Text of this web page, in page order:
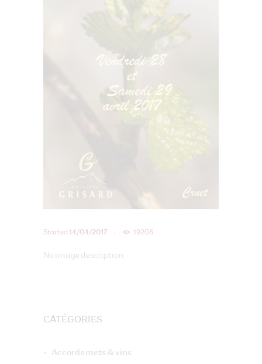
Started 14/04/2017 19208
No image description ...
CATÉGORIES
Accords mets & vins